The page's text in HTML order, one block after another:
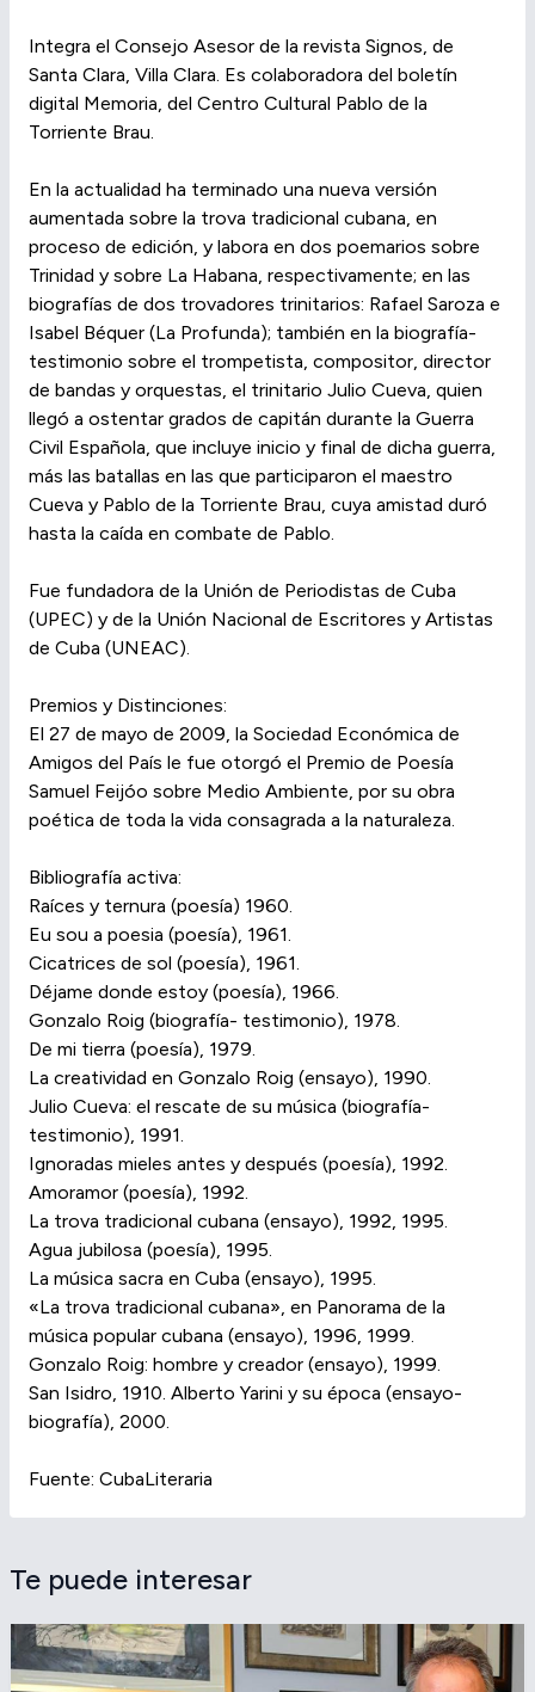
Integra el Consejo Asesor de la revista Signos, de
Santa Clara, Villa Clara. Es colaboradora del boletín
digital Memoria, del Centro Cultural Pablo de la
Torriente Brau.
En la actualidad ha terminado una nueva versión
aumentada sobre la trova tradicional cubana, en
proceso de edición, y labora en dos poemarios sobre
Trinidad y sobre La Habana, respectivamente; en las
biografías de dos trovadores trinitarios: Rafael Saroza e
Isabel Béquer (La Profunda); también en la biografía-
testimonio sobre el trompetista, compositor, director
de bandas y orquestas, el trinitario Julio Cueva, quien
llegó a ostentar grados de capitán durante la Guerra
Civil Española, que incluye inicio y final de dicha guerra,
más las batallas en las que participaron el maestro
Cueva y Pablo de la Torriente Brau, cuya amistad duró
hasta la caída en combate de Pablo.
Fue fundadora de la Unión de Periodistas de Cuba
(UPEC) y de la Unión Nacional de Escritores y Artistas
de Cuba (UNEAC).
Premios y Distinciones:
El 27 de mayo de 2009, la Sociedad Económica de
Amigos del País le fue otorgó el Premio de Poesía
Samuel Feijóo sobre Medio Ambiente, por su obra
poética de toda la vida consagrada a la naturaleza.
Bibliografía activa:
Raíces y ternura (poesía) 1960.
Eu sou a poesia (poesía), 1961.
Cicatrices de sol (poesía), 1961.
Déjame donde estoy (poesía), 1966.
Gonzalo Roig (biografía- testimonio), 1978.
De mi tierra (poesía), 1979.
La creatividad en Gonzalo Roig (ensayo), 1990.
Julio Cueva: el rescate de su música (biografía-
testimonio), 1991.
Ignoradas mieles antes y después (poesía), 1992.
Amoramor (poesía), 1992.
La trova tradicional cubana (ensayo), 1992, 1995.
Agua jubilosa (poesía), 1995.
La música sacra en Cuba (ensayo), 1995.
«La trova tradicional cubana», en Panorama de la
música popular cubana (ensayo), 1996, 1999.
Gonzalo Roig: hombre y creador (ensayo), 1999.
San Isidro, 1910. Alberto Yarini y su época (ensayo-
biografía), 2000.
Fuente: CubaLiteraria
Te puede interesar